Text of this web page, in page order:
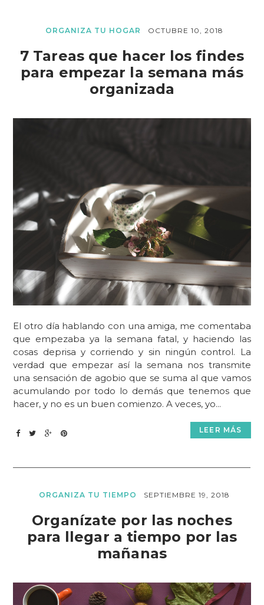
ORGANIZA TU HOGAR OCTUBRE 10, 2018
7 Tareas que hacer los findes
para empezar la semana más
organizada
El otro día hablando con una amiga, me comentaba
que empezaba ya la semana fatal, y haciendo las
cosas deprisa y corriendo y sin ningún control. La
verdad que empezar así la semana nos transmite
una sensación de agobio que se suma al que vamos
acumulando por todo lo demás que tenemos que
hacer, y no es un buen comienzo. A veces, yo...
LEER MÁS
ORGANIZA TU TIEMPO SEPTIEMBRE 19, 2018
Organízate por las noches
para llegar a tiempo por las
mañanas